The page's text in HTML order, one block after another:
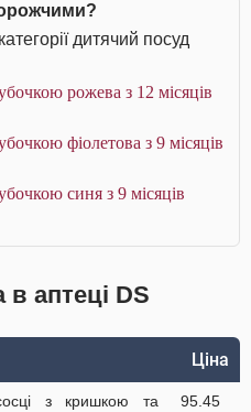
дитячий посуд
рожева з 12 місяців
фіолетова з 9 місяців
синя з 9 місяців
аптеці DS
Ціна
з кришкою та
95.45